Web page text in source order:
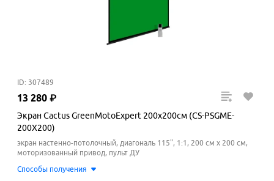
ID: 307489
13 280 ₽
Экран Cactus GreenMotoExpert 200x200см (CS-PSGME-
200X200)
экран настенно-потолочный, диагональ 115", 1:1, 200 см x 200 см,
моторизованный привод, пульт ДУ
Способы получения